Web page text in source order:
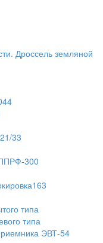
Дроссель земляной
33
300
типа
типа
ЭВТ-54